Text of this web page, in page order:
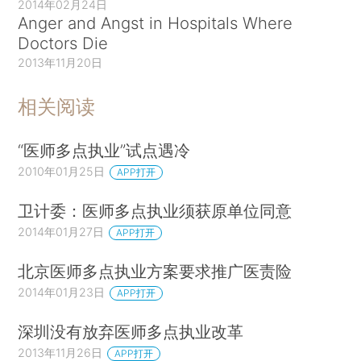
2014年02月24日
Anger and Angst in Hospitals Where
Doctors Die
2013年11月20日
相关阅读
“医师多点执业”试点遇冷
2010年01月25日 APP打开
卫计委：医师多点执业须获原单位同意
2014年01月27日 APP打开
北京医师多点执业方案要求推广医责险
2014年01月23日 APP打开
深圳没有放弃医师多点执业改革
2013年11月26日 APP打开